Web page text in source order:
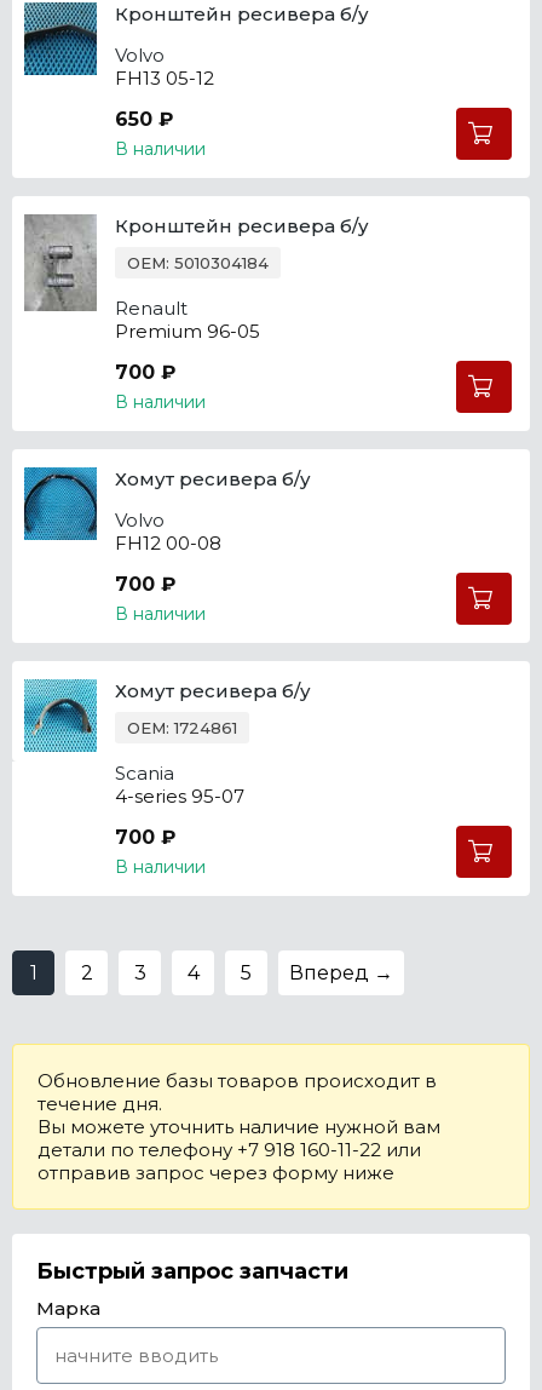
Кронштейн ресивера б/у
Volvo
FH13 05-12
650 ₽
В наличии
Кронштейн ресивера б/у
OEM: 5010304184
Renault
Premium 96-05
700 ₽
В наличии
Хомут ресивера б/у
Volvo
FH12 00-08
700 ₽
В наличии
Хомут ресивера б/у
OEM: 1724861
Scania
4-series 95-07
700 ₽
В наличии
1 2 3 4 5 Вперед →
Обновление базы товаров происходит в
течение дня.
Вы можете уточнить наличие нужной вам
детали по телефону +7 918 160-11-22 или
отправив запрос через форму ниже
Быстрый запрос запчасти
Марка